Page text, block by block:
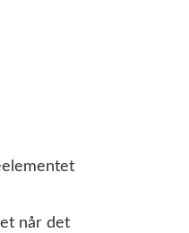
når det